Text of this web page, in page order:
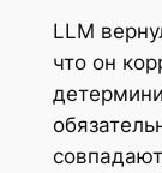
LLM
что он